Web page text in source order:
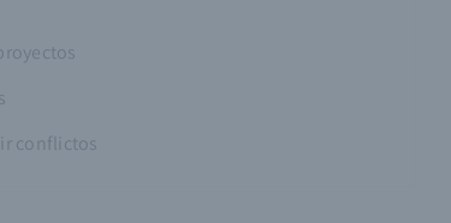
conflictos